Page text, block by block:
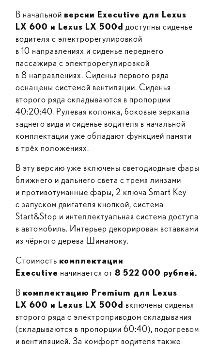
В начальной версии Executive для Lexus
LX 600 и Lexus LX 500d доступны сиденье
водителя с электрорегулировкой
в 10 направлениях и сиденье переднего
пассажира с электрорегулировкой
в 8 направлениях. Сиденья первого ряда
оснащены системой вентиляции. Сиденья
второго ряда складываются в пропорции
40:20:40. Рулевая колонка, боковые зеркала
заднего вида и сиденье водителя в начальной
комплектации уже обладают функцией памяти
в трёх положениях.
В эту версию уже включены светодиодные фары
ближнего и дальнего света с тремя линзами
и противотуманные фары, 2 ключа Smart Key
с запуском двигателя кнопкой, система
Start&Stop и интеллектуальная система доступа
в автомобиль. Интерьер декорирован вставками
из чёрного дерева Шимамоку.
Стоимость комплектации
Executive начинается от 8 522 000 рублей.
В комплектацию Premium для Lexus
LX 600 и Lexus LX 500d включены сиденья
второго ряда с электроприводом складывания
(складываются в пропорции 60:40), подогревом
и вентиляцией. За комфорт водителя также